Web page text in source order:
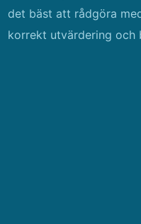
det bäst att rådgöra
korrekt utvärdering och